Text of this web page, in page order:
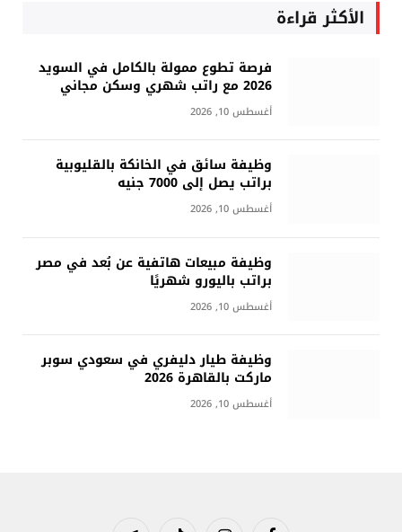
الأكثر قراءة
فرصة تطوع ممولة بالكامل في السويد
2026 مع راتب شهري وسكن مجاني
أغسطس 10, 2026
وظيفة سائق في الخانكة بالقليوبية
براتب يصل إلى 7000 جنيه
أغسطس 10, 2026
وظيفة مبيعات هاتفية عن بُعد في مصر
براتب باليورو شهريًا
أغسطس 10, 2026
وظيفة طيار دليفري في سعودي سوبر
ماركت بالقاهرة 2026
أغسطس 10, 2026